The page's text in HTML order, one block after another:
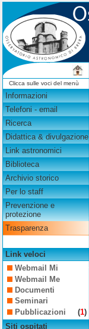
Clicca sulle voci del menù
Informazioni
Telefoni - email
Ricerca
Didattica & divulgazione
Link astronomici
Biblioteca
Archivio storico
Per lo staff
Prevenzione e
protezione
Trasparenza
Link veloci
Webmail Mi
Webmail Me
Documenti
Seminari
Pubblicazioni
(1)
Siti ospitati